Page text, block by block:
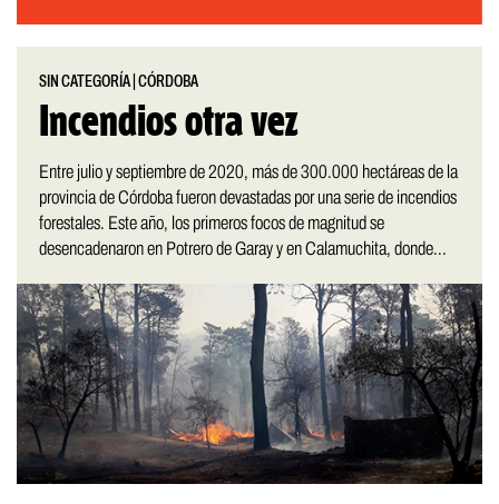
SIN CATEGORÍA |CÓRDOBA
Incendios otra vez
Entre julio y septiembre de 2020, más de 300.000 hectáreas de la
provincia de Córdoba fueron devastadas por una serie de incendios
forestales. Este año, los primeros focos de magnitud se
desencadenaron en Potrero de Garay y en Calamuchita, donde...